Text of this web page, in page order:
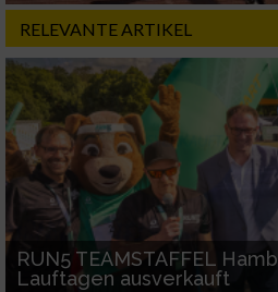
RELEVANTE ARTIKEL
RUN5 TEAMSTAFFEL
Lauftagen ausverkauft